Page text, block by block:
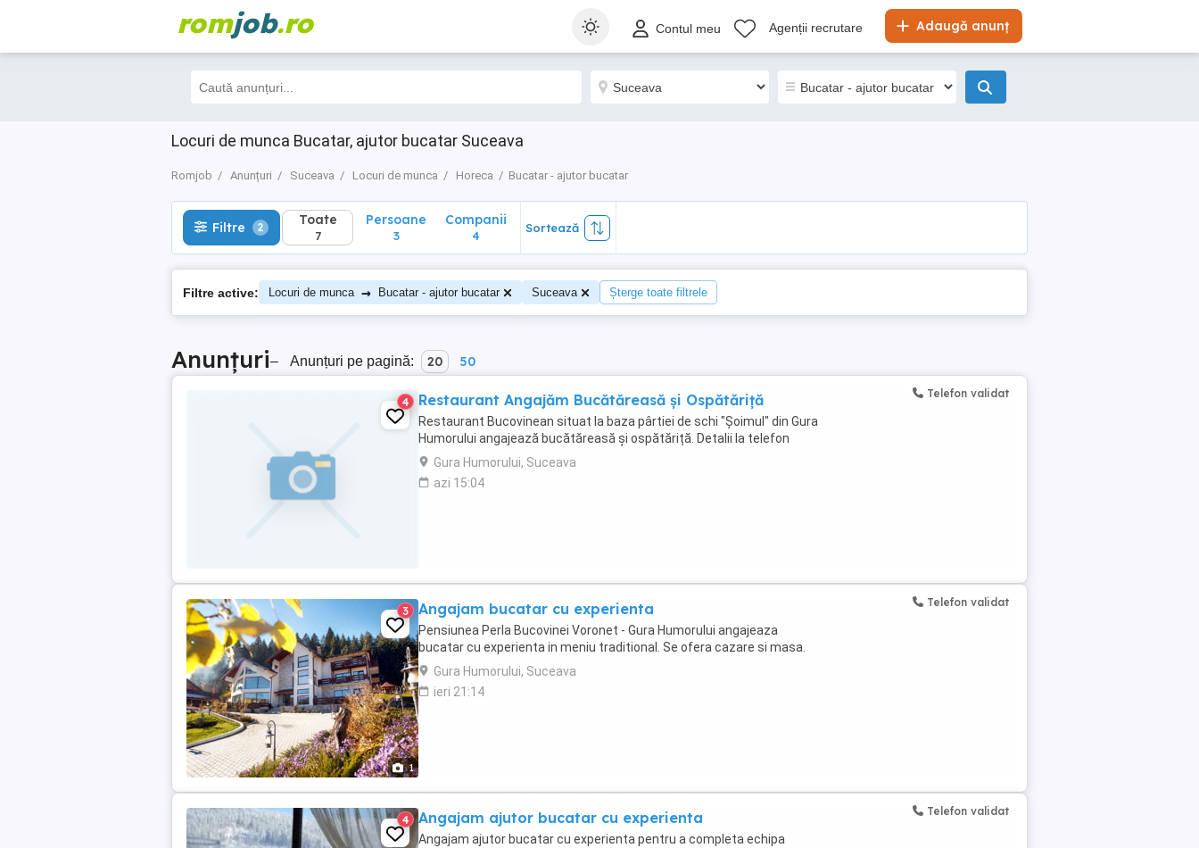
romjob.ro Adaugă anunț
Contul meu Agenții recrutare
Locuri de munca Bucatar, ajutor bucatar Suceava
Romjob Anunțuri Suceava Locuri de munca Horeca Bucatar - ajutor bucatar
Filtre 2 Toate
7
Filtre 2 Toate
7
Persoane
3
Companii
4
Sortează
Filtre active: Locuri de munca → Bucatar - ajutor bucatar Suceava Șterge toate filtrele
Anunțuri– Anunțuri pe pagină: 20 50
4 Restaurant Angajăm Bucătăreasă și Ospătăriță
Restaurant Bucovinean situat la baza pârtiei de schi "Şoimul" din Gura
Humorului angajează bucătăreasă și ospătăriță. Detalii la telefon
Gura Humorului, Suceava
azi 15:04
Telefon validat
1
3 Angajam bucatar cu experienta
Pensiunea Perla Bucovinei Voronet - Gura Humorului angajeaza
bucatar cu experienta in meniu traditional. Se ofera cazare si masa.
Gura Humorului, Suceava
ieri 21:14
Telefon validat
4 Angajam ajutor bucatar cu experienta
Angajam ajutor bucatar cu experienta pentru a completa echipa
Telefon validat